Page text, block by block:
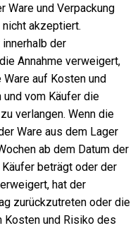
Ware und Verpackung
akzeptiert.
der
Annahme verweigert,
auf Kosten und
vom Käufer die
verlangen. Wenn die
Ware aus dem Lager
ab dem Datum der
beträgt oder der
hat der
zurückzutreten oder die
Kosten und Risiko des